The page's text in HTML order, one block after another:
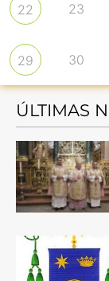
22 23
29 30
ÚLTIMAS